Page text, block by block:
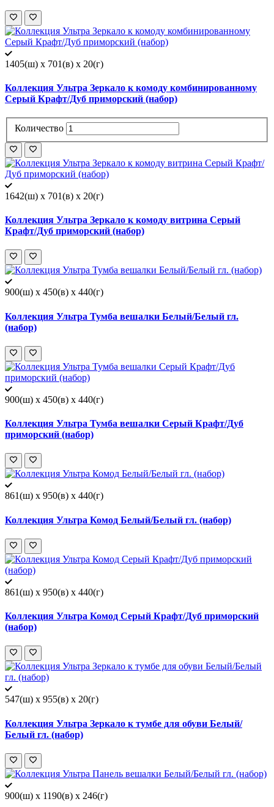
1405(ш) x 701(в) x 20(г)
Коллекция Ультра Зеркало к комоду комбинированному
Серый Крафт/Дуб приморский (набор)
Количество
1642(ш) x 701(в) x 20(г)
Коллекция Ультра Зеркало к комоду витрина Серый
Крафт/Дуб приморский (набор)
900(ш) x 450(в) x 440(г)
Коллекция Ультра Тумба вешалки Белый/Белый гл.
(набор)
900(ш) x 450(в) x 440(г)
Коллекция Ультра Тумба вешалки Серый Крафт/Дуб
приморский (набор)
861(ш) x 950(в) x 440(г)
Коллекция Ультра Комод Белый/Белый гл. (набор)
861(ш) x 950(в) x 440(г)
Коллекция Ультра Комод Серый Крафт/Дуб приморский
(набор)
547(ш) x 955(в) x 20(г)
Коллекция Ультра Зеркало к тумбе для обуви Белый/
Белый гл. (набор)
900(ш) x 1190(в) x 246(г)